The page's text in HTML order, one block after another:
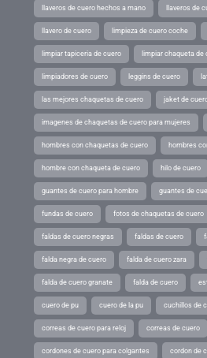
llaveros de cuero hechos a mano llaveros de
llavero de cuero limpieza de cuero coche
limpiar tapiceria de cuero limpiar chaqueta de
limpiadores de cuero leggins de cuero
las mejores chaquetas de cuero jaket de
imagenes de chaquetas de cuero para mujeres
hombres con chaquetas de cuero hombres
hombre con chaqueta de cuero hilo de cuero
guantes de cuero para hombre guantes de
fundas de cuero fotos de chaquetas de cuero
faldas de cuero negras faldas de cuero
falda negra de cuero falda de cuero zara
falda de cuero granate falda de cuero
cuero de pu cuero de la pu cuchillos de
correas de cuero para reloj correas de cuero
cordones de cuero para colgantes cordon de